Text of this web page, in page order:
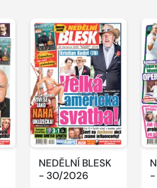
NEDĚLNÍ BLESK
- 30/2026
-